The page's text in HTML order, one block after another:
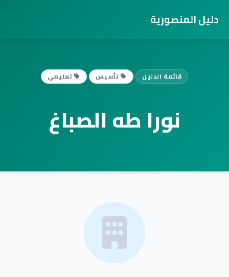
دليل المنصورية
قائمة الدليل تأسيس تعليمي
نورا طه الصباغ